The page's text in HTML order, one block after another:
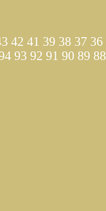
36
37
38
39
41
42
88
89
90
91
92
93